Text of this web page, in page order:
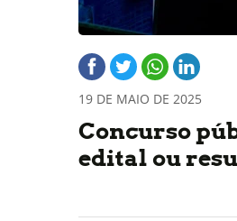
19 DE MAIO DE 2025
Concurso
edital ou